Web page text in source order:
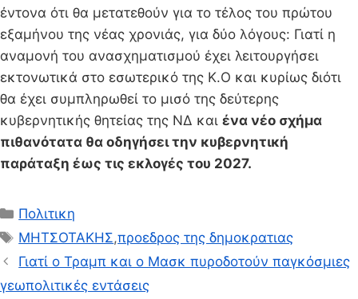
έντονα ότι θα μετατεθούν για το τέλος του πρώτου
εξαμήνου της νέας χρονιάς, για δύο λόγους: Γιατί η
αναμονή του ανασχηματισμού έχει λειτουργήσει
εκτονωτικά στο εσωτερικό της Κ.Ο και κυρίως διότι
θα έχει συμπληρωθεί το μισό της δεύτερης
κυβερνητικής θητείας της ΝΔ και ένα νέο σχήμα
πιθανότατα θα οδηγήσει την κυβερνητική
παράταξη έως τις εκλογές του 2027.
Κατηγορίες
Πολιτικη
Ετικέτες
ΜΗΤΣΟΤΑΚΗΣ,προεδρος της δημοκρατιας
Γιατί ο Τραμπ και ο Μασκ πυροδοτούν παγκόσμιες
γεωπολιτικές εντάσεις